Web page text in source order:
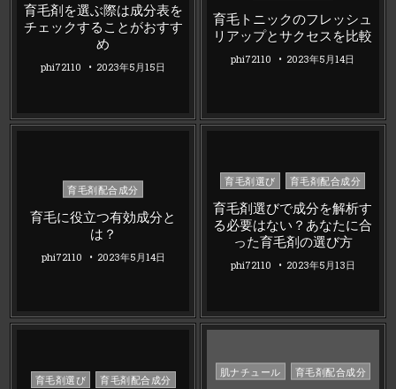
育毛剤を選ぶ際は成分表を
チェックすることがおすす
め
phi72110 2023年5月15日
育毛トニックのフレッシュ
リアップとサクセスを比較
phi72110 2023年5月14日
Posted
育毛剤配合成分
育毛に役立つ有効成分と
は？
phi72110 2023年5月14日
Posted
育毛剤選び 育毛剤配合成分
育毛剤選びで成分を解析す
る必要はない？あなたに合
った育毛剤の選び方
phi72110 2023年5月13日
Posted
育毛剤選び 育毛剤配合成分
Posted
肌ナチュール 育毛剤配合成分